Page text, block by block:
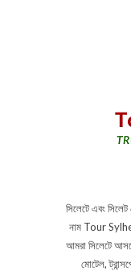
সিলেটে এবং
নাম Tour
আমরা সিলেটে
মোটেল,